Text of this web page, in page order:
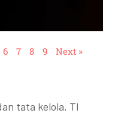
6 7 8 9 Next »
tata kelola, TI